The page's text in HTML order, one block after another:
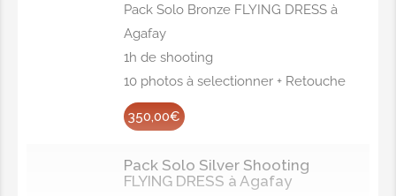
Pack Solo Bronze FLYING DRESS à
Agafay
1h de shooting
10 photos à selectionner + Retouche
350,00€
Pack Solo Silver Shooting
FLYING DRESS à Agafay